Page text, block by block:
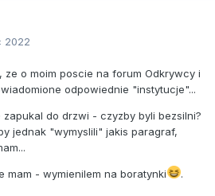
2022
ze o moim poscie na forum Odkrywcy i
odpowiednie "instytucje"...
do drzwi - czyzby byli bezsilni?
jednak "wymyslili" jakis paragraf,
mam - wymienilem na boratynki .